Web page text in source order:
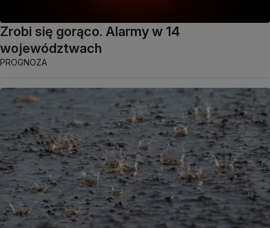
Zrobi się gorąco. Alarmy w 14
województwach
PROGNOZA